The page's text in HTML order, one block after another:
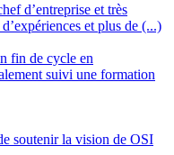
d’entreprise et très
et plus de (...)
fin de cycle en
suivi une formation
soutenir la vision de OSI